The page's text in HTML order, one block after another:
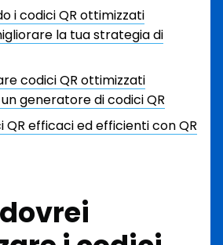
i codici QR ottimizzati
la tua strategia di
codici QR ottimizzati
generatore di codici QR
QR efficaci ed efficienti con QR